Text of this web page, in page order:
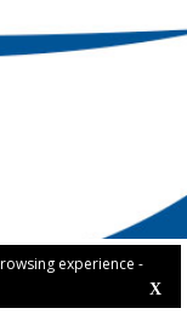
experience -
X